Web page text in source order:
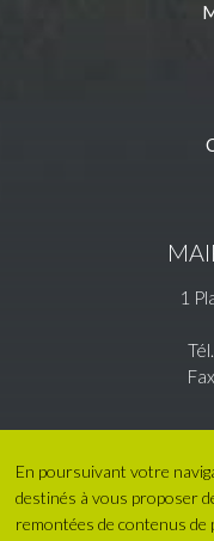
1
En poursuivant votre
destinés à vous proposer
remontées de contenus de